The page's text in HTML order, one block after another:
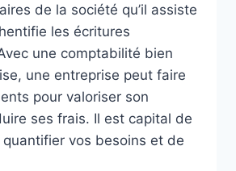
de la société qu’il assiste
les écritures
une comptabilité bien
une entreprise peut faire
pour valoriser son
ses frais. Il est capital de
vos besoins et de